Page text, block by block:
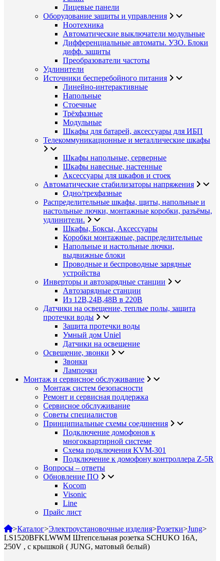
Лицевые панели
Оборудование защиты и управления
Ноотехника
Автоматические выключатели модульные
Дифференциальные автоматы. УЗО. Блоки
дифф. защиты
Преобразователи частоты
Удлинители
Источники бесперебойного питания
Линейно-интерактивные
Напольные
Стоечные
Трёхфазные
Модульные
Шкафы для батарей, аксессуары для ИБП
Телекоммуникационные и металлические шкафы
Шкафы напольные, серверные
Шкафы навесные, настенные
Аксессуары для шкафов и стоек
Автоматические стабилизаторы напряжения
Одно/трехфазные
Распределительные шкафы, щиты, напольные и
настольные лючки, монтажные коробки, разъёмы,
удлинители.
Шкафы, Боксы, Аксессуары
Коробки монтажные, распределительные
Напольные и настольные лючки,
выдвижные блоки
Проводные и беспроводные зарядные
устройства
Инверторы и автозарядные станции
Автозарядные станции
Из 12В,24В,48В в 220В
Датчики на освещение, теплые полы, защита
протечки воды
Защита протечки воды
Умный дом Uniel
Датчики на освещение
Освещение, звонки
Звонки
Лампочки
Монтаж и сервисное обслуживание
Монтаж систем безопасности
Ремонт и сервисная поддержка
Сервисное обслуживание
Советы специалистов
Принципиальные схемы соединения
Подключение домофонов к
многоквартирной системе
Схема подключения KVM-301
Подключение к домофону контроллера Z-5R
Вопросы – ответы
Обновление ПО
Kocom
Visonic
Line
Прайс лист
>Каталог>Электроустановочные изделия>Розетки>Jung>
LS1520BFKLWWM Штепсельная розетка SCHUKO 16A,
250V , с крышкой ( JUNG, матовый белый)